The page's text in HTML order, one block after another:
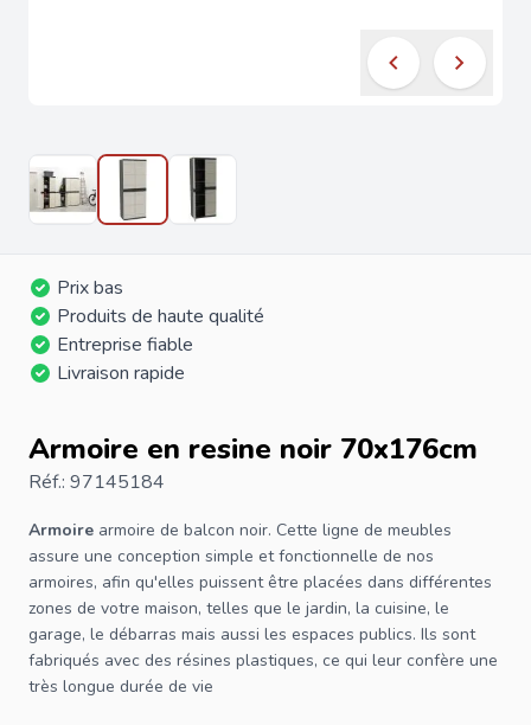
Prix bas
Produits de haute qualité
Entreprise fiable
Livraison rapide
Armoire en resine noir 70x176cm
Réf.: 97145184
Armoire armoire de balcon noir. Cette ligne de meubles
assure une conception simple et fonctionnelle de nos
armoires, afin qu'elles puissent être placées dans différentes
zones de votre maison, telles que le jardin, la cuisine, le
garage, le débarras mais aussi les espaces publics. Ils sont
fabriqués avec des résines plastiques, ce qui leur confère une
très longue durée de vie